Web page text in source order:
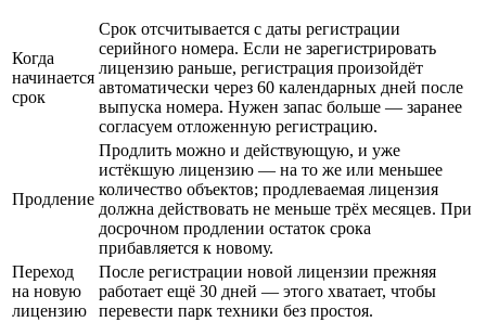
Когда
начинается
срок
Срок отсчитывается с даты регистрации
серийного номера. Если не зарегистрировать
лицензию раньше, регистрация произойдёт
автоматически через 60 календарных дней после
выпуска номера. Нужен запас больше — заранее
согласуем отложенную регистрацию.
Продление
Продлить можно и действующую, и уже
истёкшую лицензию — на то же или меньшее
количество объектов; продлеваемая лицензия
должна действовать не меньше трёх месяцев. При
досрочном продлении остаток срока
прибавляется к новому.
Переход
на новую
лицензию
После регистрации новой лицензии прежняя
работает ещё 30 дней — этого хватает, чтобы
перевести парк техники без простоя.